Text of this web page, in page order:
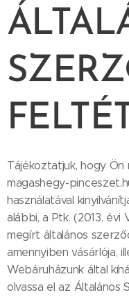
Tájékoztatjuk, hogy
magashegy-
használatával
alábbi, a Ptk. (2013. évi
megírt általános
amennyiben vásárlója,
Webáruházunk által
olvassa el az Általános